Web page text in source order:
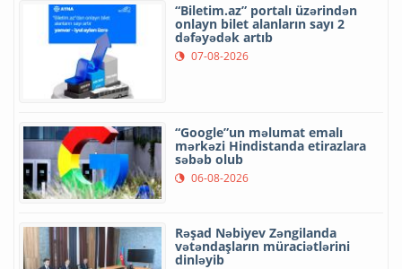
“Biletim.az” portalı üzərindən
onlayn bilet alanların sayı 2
dəfəyədək artıb
07-08-2026
“Google”un məlumat emalı
mərkəzi Hindistanda etirazlara
səbəb olub
06-08-2026
Rəşad Nəbiyev Zəngilanda
vətəndaşların müraciətlərini
dinləyib